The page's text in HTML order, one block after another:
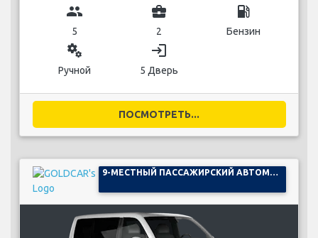
group
5
business_center
2
local_gas_station
Бензин
miscellaneous_services
Ручной
login
5 Дверь
ПОСМОТРЕТЬ...
9-МЕСТНЫЙ ПАССАЖИРСКИЙ АВТОМОБИЛЬ